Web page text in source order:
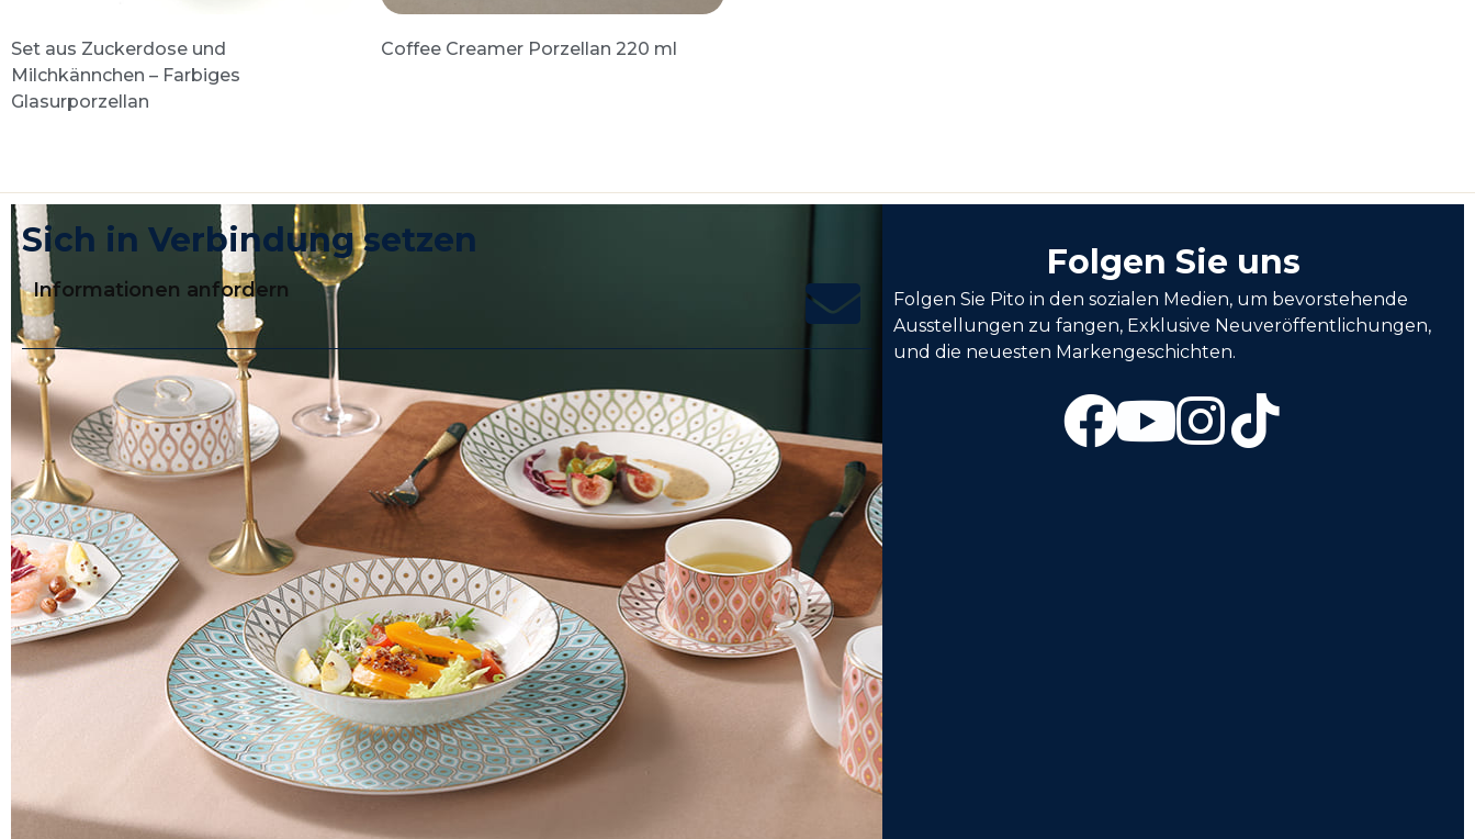
Set aus Zuckerdose und
Milchkännchen – Farbiges
Glasurporzellan
Coffee Creamer Porzellan 220 ml
Sich in Verbindung setzen
Informationen anfordern
Folgen Sie uns
Folgen Sie Pito in den sozialen Medien, um bevorstehende
Ausstellungen zu fangen, Exklusive Neuveröffentlichungen,
und die neuesten Markengeschichten.